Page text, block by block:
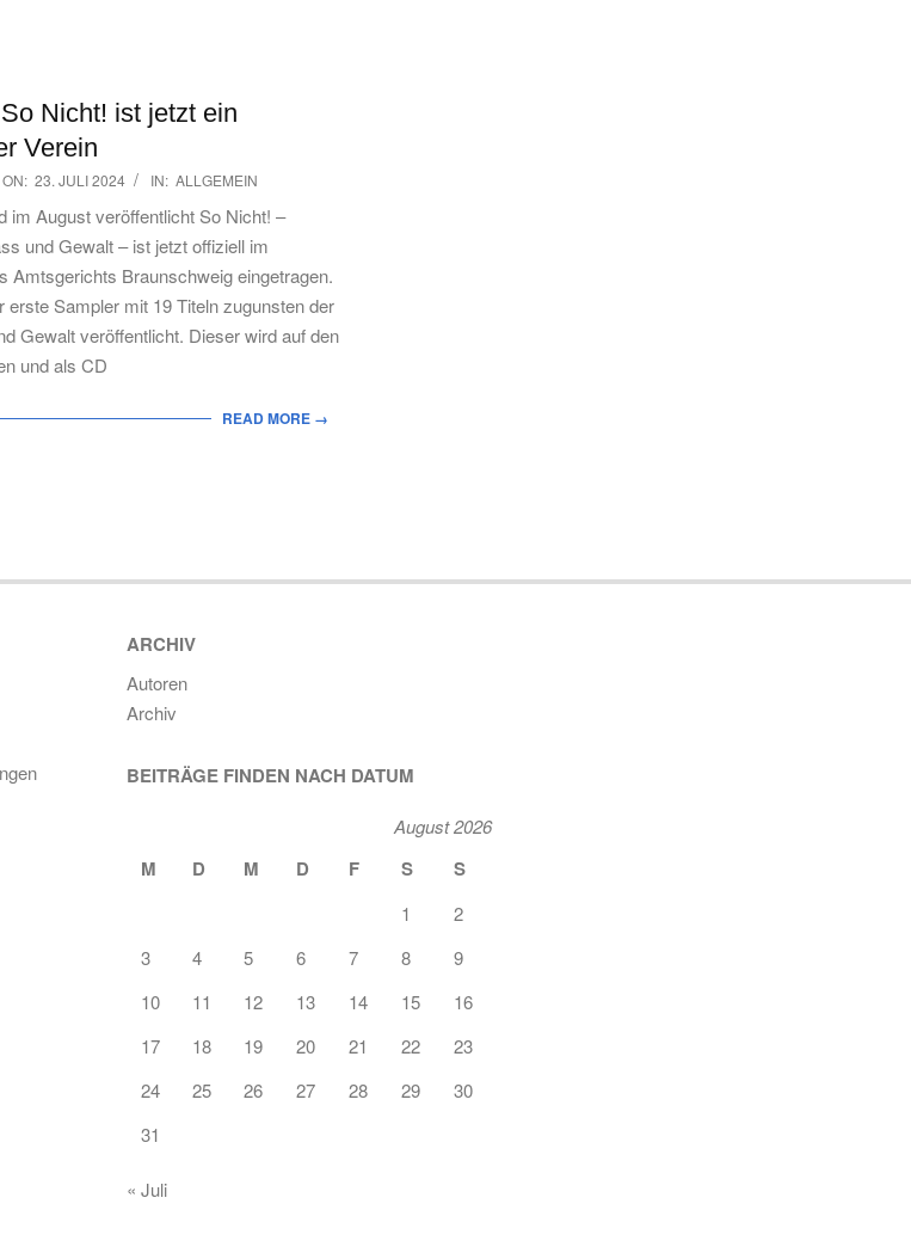
Nicht! ist jetzt ein
Verein
ON: 23. JULI 2024 IN: ALLGEMEIN
im August veröffentlicht So Nicht! –
und Gewalt – ist jetzt offiziell im
Amtsgerichts Braunschweig eingetragen.
erste Sampler mit 19 Titeln zugunsten der
Gewalt veröffentlicht. Dieser wird auf den
und als CD
READ MORE →
ARCHIV
Autoren
Archiv
BEITRÄGE FINDEN NACH DATUM
August 2026
M D M D F S S
1
2
3
4 5 6 7 8
9
10
11 12 13 14 15
16
17
18 19 20 21 22
23
24
25 26 27 28 29
30
31
« Juli